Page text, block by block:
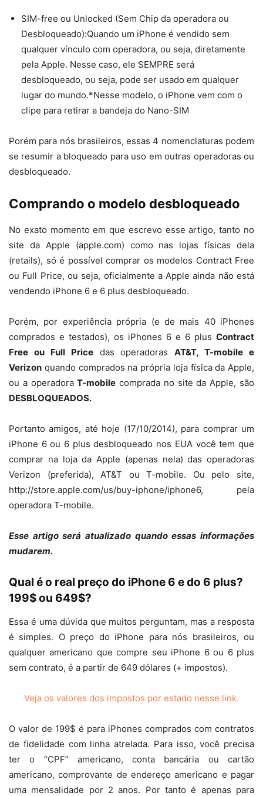
SIM-free ou Unlocked (Sem Chip da operadora ou
Desbloqueado):Quando um iPhone é vendido sem
qualquer vínculo com operadora, ou seja, diretamente
pela Apple. Nesse caso, ele SEMPRE será
desbloqueado, ou seja, pode ser usado em qualquer
lugar do mundo.*Nesse modelo, o iPhone vem com o
clipe para retirar a bandeja do Nano-SIM
Porém para nós brasileiros, essas 4 nomenclaturas podem
se resumir a bloqueado para uso em outras operadoras ou
desbloqueado.
Comprando o modelo desbloqueado
No exato momento em que escrevo esse artigo, tanto no
site da Apple (apple.com) como nas lojas físicas dela
(retails), só é possível comprar os modelos Contract Free
ou Full Price, ou seja, oficialmente a Apple ainda não está
vendendo iPhone 6 e 6 plus desbloqueado.
Porém, por experiência própria (e de mais 40 iPhones
comprados e testados), os iPhones 6 e 6 plus Contract
Free ou Full Pricedas operadorasAT&T, T-mobile e
Verizon quando comprados na própria loja física da Apple,
ou a operadoraT-mobile comprada no site da Apple, são
DESBLOQUEADOS.
Portanto amigos, até hoje (17/10/2014), para comprar um
iPhone 6 ou 6 plus desbloqueado nos EUA você tem que
comprar na loja da Apple (apenas nela) das operadoras
Verizon (preferida), AT&T ou T-mobile. Ou pelo site,
http://store.apple.com/us/buy-iphone/iphone6, pela
operadora T-mobile.
Esse artigo será atualizado quando essas informações
mudarem.
Qual é o real preço do iPhone 6 e do 6 plus?
199$ ou 649$?
Essa é uma dúvida que muitos perguntam, mas a resposta
é simples. O preço do iPhone para nós brasileiros, ou
qualquer americano que compre seu iPhone 6 ou 6 plus
sem contrato, é a partir de 649 dólares (+ impostos).
Veja os valores dos impostos por estado nesse link.
O valor de 199$ é para iPhones comprados com contratos
de fidelidade com linha atrelada. Para isso, você precisa
ter o “CPF” americano, conta bancária ou cartão
americano, comprovante de endereço americano e pagar
uma mensalidade por 2 anos. Por tanto é apenas para